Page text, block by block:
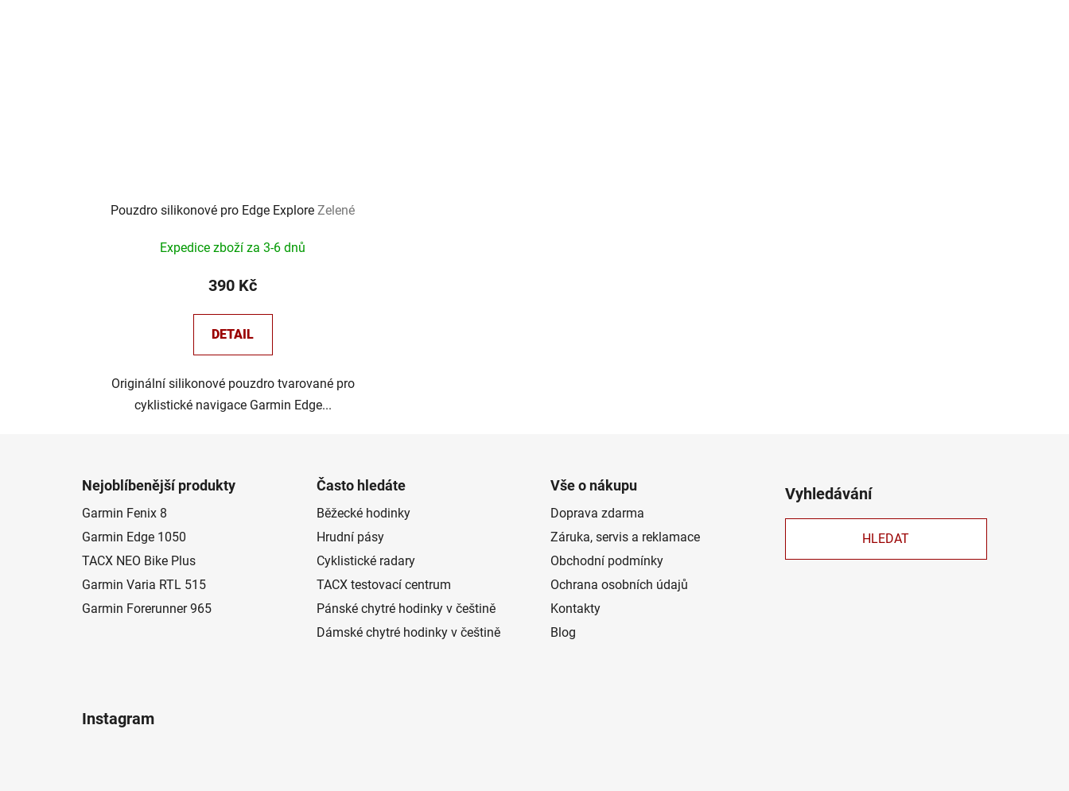
Pouzdro silikonové pro Edge ExploreZelené
Expedice zboží za 3-6 dnů
390 Kč
DETAIL
Originální silikonové pouzdro tvarované pro
cyklistické navigace Garmin Edge...
Nejoblíbenější produkty
Garmin Fenix 8
Garmin Edge 1050
TACX NEO Bike Plus
Garmin Varia RTL 515
Garmin Forerunner 965
Často hledáte
Běžecké hodinky
Hrudní pásy
Cyklistické radary
TACX testovací centrum
Pánské chytré hodinky v češtině
Dámské chytré hodinky v češtině
Vše o nákupu
Doprava zdarma
Záruka, servis a reklamace
Obchodní podmínky
Ochrana osobních údajů
Kontakty
Blog
Vyhledávání
HLEDAT
Instagram